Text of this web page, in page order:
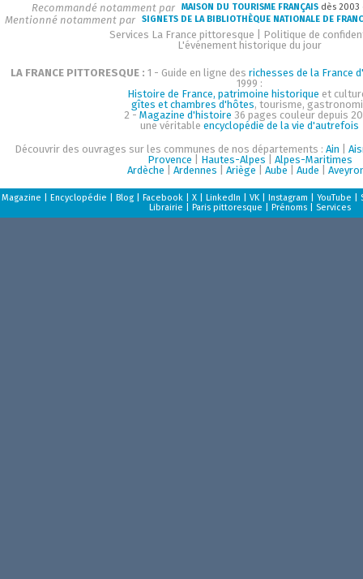
Recommandé notamment par MAISON DU TOURISME FRANÇAIS dès
Mentionné notamment par SIGNETS DE LA BIBLIOTHÈQUE NATIONALE DE
Services La France pittoresque
Politique de
L'événement historique du jour
LA FRANCE PITTORESQUE : 1 - Guide en ligne des richesses de la France
1999 :
Histoire de France, patrimoine historique et
gîtes et chambres d'hôtes, tourisme,
2 - Magazine d'histoire 36 pages couleur depuis
une véritable encyclopédie de la vie d'autrefois
Découvrir des ouvrages sur les communes de nos départements : Ain
Provence
Hautes-Alpes
Alpes-Maritimes
Ardèche
Ardennes Ariège Aube Aude
Magazine Encyclopédie Blog| Facebook| X| LinkedIn VK| Instagram YouTube
Librairie
Paris pittoresque Prénoms| Services